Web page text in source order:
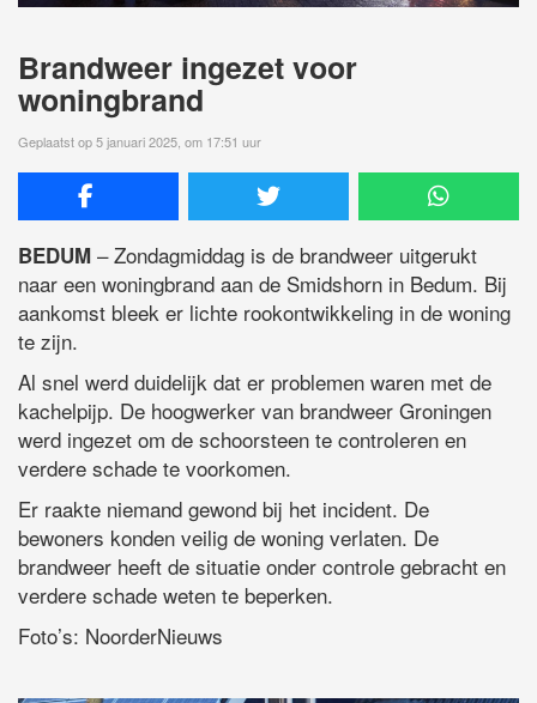
Brandweer ingezet voor
woningbrand
Geplaatst op 5 januari 2025, om 17:51 uur
BEDUM – Zondagmiddag is de brandweer uitgerukt
naar een woningbrand aan de Smidshorn in Bedum. Bij
aankomst bleek er lichte rookontwikkeling in de woning
te zijn.
Al snel werd duidelijk dat er problemen waren met de
kachelpijp. De hoogwerker van brandweer Groningen
werd ingezet om de schoorsteen te controleren en
verdere schade te voorkomen.
Er raakte niemand gewond bij het incident. De
bewoners konden veilig de woning verlaten. De
brandweer heeft de situatie onder controle gebracht en
verdere schade weten te beperken.
Foto’s: NoorderNieuws